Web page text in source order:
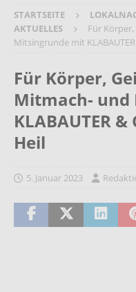
STARTSEITE
AKTUELLES
Für
Mitsingrunde mit
Für Körper,
Mitmach-
KLABAUTER
Heil
5. Januar 2023